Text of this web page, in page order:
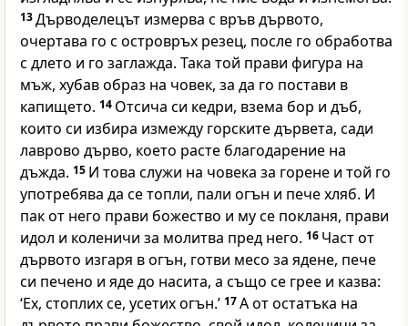
13Дърводелецът измерва с връв дървото,
очертава го с островръх резец, после го обработва
с длето и го заглажда. Така той прави фигура на
мъж, хубав образ на човек, за да го постави в
капището. 14 Отсича си кедри, взема бор и дъб,
които си избира измежду горските дървета, сади
лаврово дърво, което расте благодарение на
дъжда. 15 И това служи на човека за горене и той го
употребява да се топли, пали огън и пече хляб. И
пак от него прави божество и му се покланя, прави
идол и коленичи за молитва пред него. 16 Част от
дървото изгаря в огън, готви месо за ядене, пече
си печено и яде до насита, а също се грее и казва:
‘Ех, стоплих се, усетих огън.’ 17А от остатъка на